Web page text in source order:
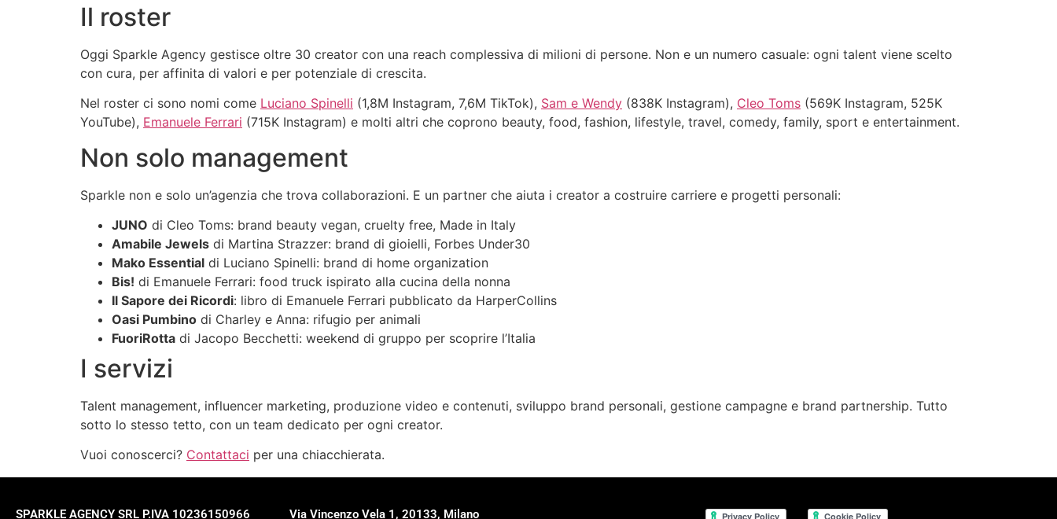
Il roster
Oggi Sparkle Agency gestisce oltre 30 creator con una reach complessiva di milioni di persone. Non e un numero casuale: ogni talent viene scelto
con cura, per affinita di valori e per potenziale di crescita.
Nel roster ci sono nomi come Luciano Spinelli (1,8M Instagram, 7,6M TikTok), Sam e Wendy (838K Instagram), Cleo Toms (569K Instagram, 525K
YouTube), Emanuele Ferrari (715K Instagram) e molti altri che coprono beauty, food, fashion, lifestyle, travel, comedy, family, sport e entertainment.
Non solo management
Sparkle non e solo un’agenzia che trova collaborazioni. E un partner che aiuta i creator a costruire carriere e progetti personali:
JUNO di Cleo Toms: brand beauty vegan, cruelty free, Made in Italy
Amabile Jewels di Martina Strazzer: brand di gioielli, Forbes Under30
Mako Essential di Luciano Spinelli: brand di home organization
Bis! di Emanuele Ferrari: food truck ispirato alla cucina della nonna
Il Sapore dei Ricordi: libro di Emanuele Ferrari pubblicato da HarperCollins
Oasi Pumbino di Charley e Anna: rifugio per animali
FuoriRotta di Jacopo Becchetti: weekend di gruppo per scoprire l’Italia
I servizi
Talent management, influencer marketing, produzione video e contenuti, sviluppo brand personali, gestione campagne e brand partnership. Tutto
sotto lo stesso tetto, con un team dedicato per ogni creator.
Vuoi conoscerci? Contattaci per una chiacchierata.
SPARKLE AGENCY SRL P.IVA 10236150966 Via Vincenzo Vela 1, 20133, Milano